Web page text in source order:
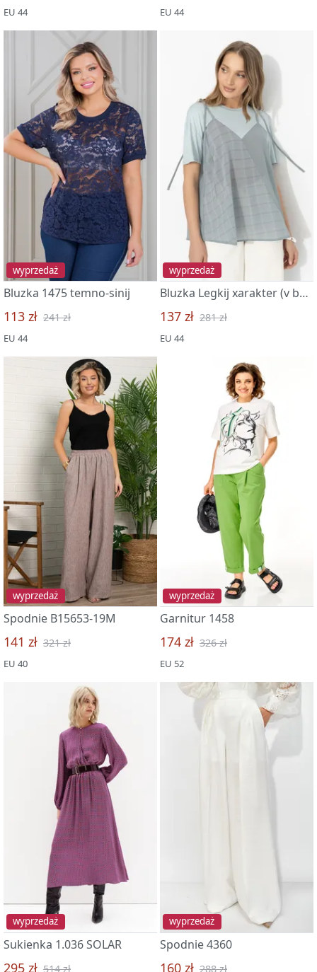
EU 44 EU 44
wyprzedaż
Bluzka 1475 temno-sinij
113 zł 241 zł
EU 44
wyprzedaż
Bluzka Legkij xarakter (v balanse)
137 zł 281 zł
EU 44
wyprzedaż
Spodnie B15653-19M
141 zł 321 zł
EU 40
wyprzedaż
Garnitur 1458
174 zł 326 zł
EU 52
wyprzedaż
Sukienka 1.036 SOLAR
295 zł 514 zł
wyprzedaż
Spodnie 4360
160 zł 288 zł